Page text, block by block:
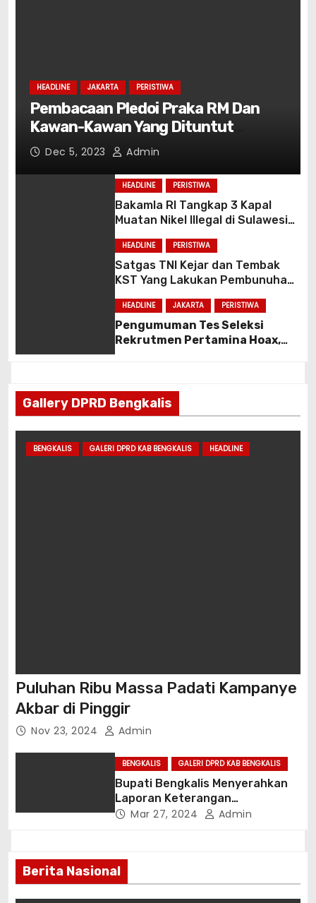
HEADLINE JAKARTA PERISTIWA
Pembacaan Pledoi Praka RM Dan
Kawan-Kawan Yang Dituntut
Hukuman Mati
Dec 5, 2023 Admin
HEADLINE PERISTIWA
Bakamla RI Tangkap 3 Kapal
Muatan Nikel Illegal di Sulawesi
HEADLINE PERISTIWA
Satgas TNI Kejar dan Tembak
KST Yang Lakukan Pembunuhan
Puskesmas Omukia Puncak
Papua
HEADLINE JAKARTA PERISTIWA
Pengumuman Tes Seleksi
Rekrutmen Pertamina Hoax,
Gallery DPRD Bengkalis
BENGKALIS GALERI DPRD KAB BENGKALIS HEADLINE
Puluhan Ribu Massa Padati Kampanye
Akbar di Pinggir
Nov 23, 2024 Admin
BENGKALIS GALERI DPRD KAB BENGKALIS
Bupati Bengkalis Menyerahkan
Laporan Keterangan
Pertanggungjawaban Tahun
Mar 27, 2024 Admin
Berita Nasional